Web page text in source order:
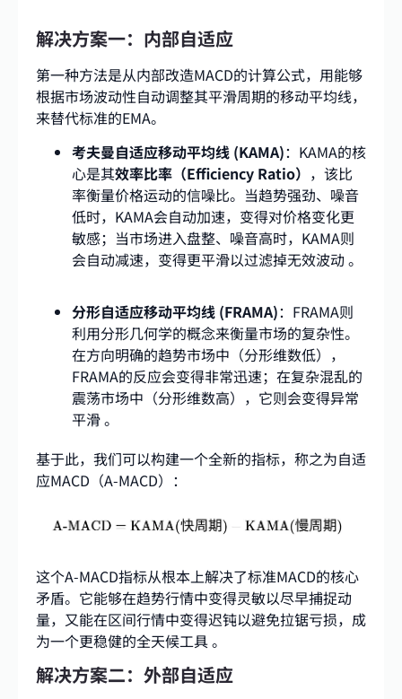
解决方案一：内部自适应
第一种方法是从内部改造MACD的计算公式，用能够
根据市场波动性自动调整其平滑周期的移动平均线，
来替代标准的EMA。
考夫曼自适应移动平均线 (KAMA)：KAMA的核
心是其效率比率（Efficiency Ratio） ，该比
率衡量价格运动的信噪比。当趋势强劲、噪音
低时，KAMA会自动加速，变得对价格变化更
敏感；当市场进入盘整、噪音高时，KAMA则
会自动减速，变得更平滑以过滤掉无效波动 。
分形自适应移动平均线 (FRAMA)：FRAMA则
利用分形几何学的概念来衡量市场的复杂性。
在方向明确的趋势市场中（分形维数低），
FRAMA的反应会变得非常迅速；在复杂混乱的
震荡市场中（分形维数高），它则会变得异常
平滑 。
基于此，我们可以构建一个全新的指标，称之为自适
应MACD（A-MACD）：
这个A-MACD指标从根本上解决了标准MACD的核心
矛盾。它能够在趋势行情中变得灵敏以尽早捕捉动
量，又能在区间行情中变得迟钝以避免拉锯亏损，成
为一个更稳健的全天候工具 。
解决方案二：外部自适应